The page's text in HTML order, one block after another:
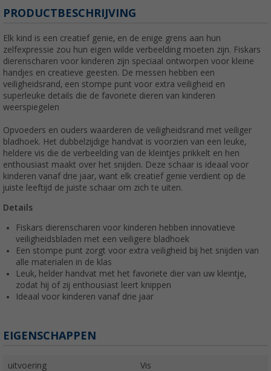
PRODUCTBESCHRIJVING
Elk kind is een creatief genie, en de enige grens aan hun
zelfexpressie zou hun eigen wilde verbeelding moeten zijn. Fiskars
dierenscharen voor kinderen zijn speciaal ontworpen voor kleine
handjes en creatieve geesten. De messen hebben een
veiligheidsrand, een stompe punt voor extra veiligheid en
superleuke details die de favoriete dieren van kinderen
weerspiegelen
Opvoeders en ouders waarderen de veiligheidsrand met veiliger
bladhoek. Het dubbelzijdige handvat is voorzien van een leuke,
heldere vis die de verbeelding van de kleintjes prikkelt en hen
enthousiast maakt over het snijden. Deze schaar is ideaal voor
kinderen vanaf drie jaar, want elk creatief genie verdient op de
juiste leeftijd de juiste schaar om zich te uiten.
Details
Fiskars dierenscharen voor kinderen hebben innovatieve
veiligheidsbladen met een veiligere bladhoek
Een stompe punt zorgt voor extra veiligheid bij het snijden van
alle materialen in de klas
Leuk, helder handvat met het favoriete dier van uw kleintje,
zodat hij of zij enthousiast leert knippen
Ideaal voor kinderen vanaf drie jaar
EIGENSCHAPPEN
uitvoering Vis